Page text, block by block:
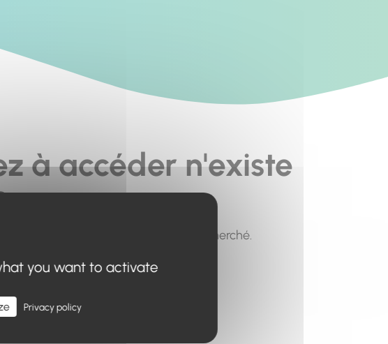
à accéder n'existe
le menu pour trouver le contenu recherché.
you want to activate
Privacy policy